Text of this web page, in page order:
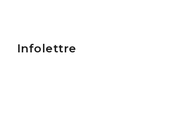
Infolettre